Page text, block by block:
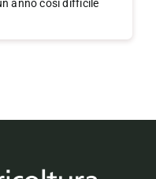
anno così difficile